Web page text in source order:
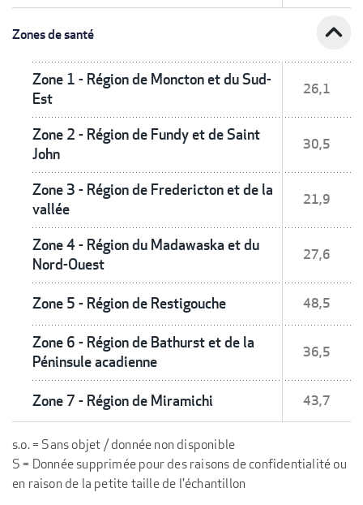
Zones de santé expand_less
Zone 1 - Région de Moncton et du Sud-
Est
26,1
Zone 2 - Région de Fundy et de Saint
John
30,5
Zone 3 - Région de Fredericton et de la
vallée
21,9
Zone 4 - Région du Madawaska et du
Nord-Ouest
27,6
Zone 5 - Région de Restigouche 48,5
Zone 6 - Région de Bathurst et de la
Péninsule acadienne
36,5
Zone 7 - Région de Miramichi 43,7
s.o. = Sans objet / donnée non disponible
S = Donnée supprimée pour des raisons de confidentialité ou
en raison de la petite taille de l'échantillon